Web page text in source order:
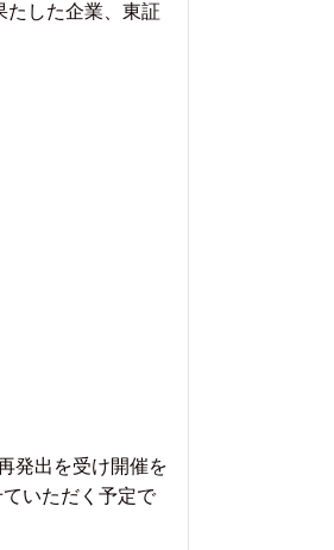
たした企業、東証
発出を受け開催を
いただく予定で